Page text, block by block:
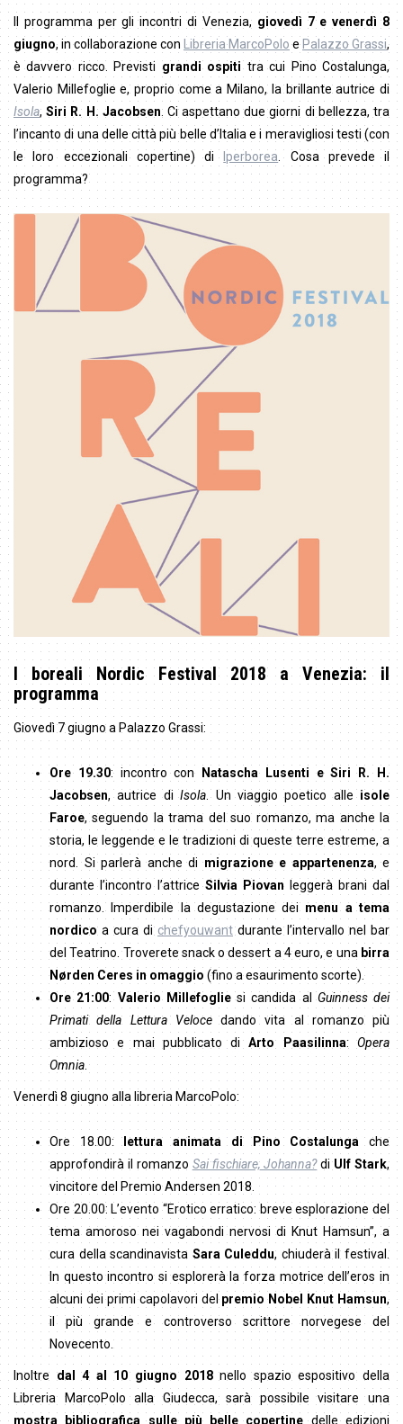
Il programma per gli incontri di Venezia, giovedì 7 e venerdì 8
giugno, in collaborazione con Libreria MarcoPoloe Palazzo Grassi,
è davvero ricco. Previsti grandi ospititra cui Pino Costalunga,
Valerio Millefoglie e, proprio come a Milano, la brillante autrice di
Isola,Siri R. H. Jacobsen. Ci aspettano due giorni di bellezza, tra
l’incanto di una delle città più belle d’Italia e i meravigliosi testi (con
le loro eccezionali copertine) di Iperborea. Cosa prevede il
programma?
I boreali Nordic Festival 2018 a Venezia: il
programma
Giovedì 7 giugno a Palazzo Grassi:
Ore 19.30: incontro con
Natascha Lusenti e Siri R. H.
Jacobsen, autrice diIsola . Un viaggio poetico alle isole
Faroe, seguendo la trama del suo romanzo, ma anche la
storia, le leggende e le tradizioni di queste terre estreme, a
nord. Si parlerà anche di migrazione e appartenenza, e
durante l’incontro l’attriceSilvia Piovan leggerà brani dal
romanzo. Imperdibile la degustazione dei menu a tema
nordicoa cura di chefyouwantdurante l’intervallo nel bar
del Teatrino. Troverete snack o dessert a 4 euro, e una birra
Nørden Ceres in omaggio (fino a esaurimento scorte).
Ore 21:00: Valerio Millefogliesi candida alGuinness dei
Primati della Lettura Velocedando vita al romanzo più
ambizioso e mai pubblicato diArto Paasilinna:Opera
Omnia
Venerdì 8 giugno alla libreria MarcoPolo:
Ore 18.00: lettura animata di Pino Costalunga che
approfondirà il romanzo Sai fischiare, Johanna?diUlf Stark,
vincitore del Premio Andersen 2018.
Ore 20.00: L’evento “Erotico erratico: breve esplorazione del
tema amoroso nei vagabondi nervosi di Knut Hamsun”, a
cura della scandinavista Sara Culeddu, chiuderà il festival.
In questo incontro si esplorerà la forza motrice dell’eros in
alcuni dei primi capolavori delpremio Nobel Knut Hamsun,
il più grande e controverso scrittore norvegese del
Novecento.
Inoltre dal 4 al 10 giugno 2018nello spazio espositivo della
Libreria MarcoPolo alla Giudecca, sarà possibile visitare una
mostra bibliografica sulle più belle copertine delle edizioni